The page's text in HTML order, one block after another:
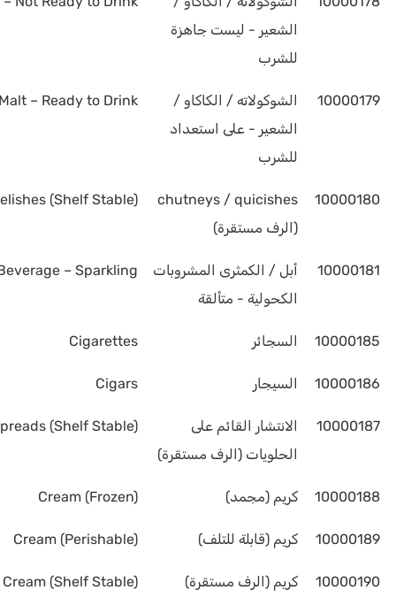
الشعير - ليست جاهزة
للشرب
10000179
الشوكولاته / الكاكاو /
الشعير - على استعداد
للشرب
– Ready to Drink
10000180
chutneys / quicishes
(الرف مستقرة)
(Shelf Stable)
10000181
أبل / الكمثرى المشروبات
الكحولية - متألقة
– Sparkling
10000185 السجائر Cigarettes
10000186 السيجار Cigars
10000187
الانتشار القائم على
الحلويات (الرف مستقرة)
(Shelf Stable)
10000188 كريم (مجمد) Cream (Frozen)
10000189 كريم (قابلة للتلف) Cream (Perishable)
10000190 كريم (الرف مستقرة) Cream (Shelf Stable)